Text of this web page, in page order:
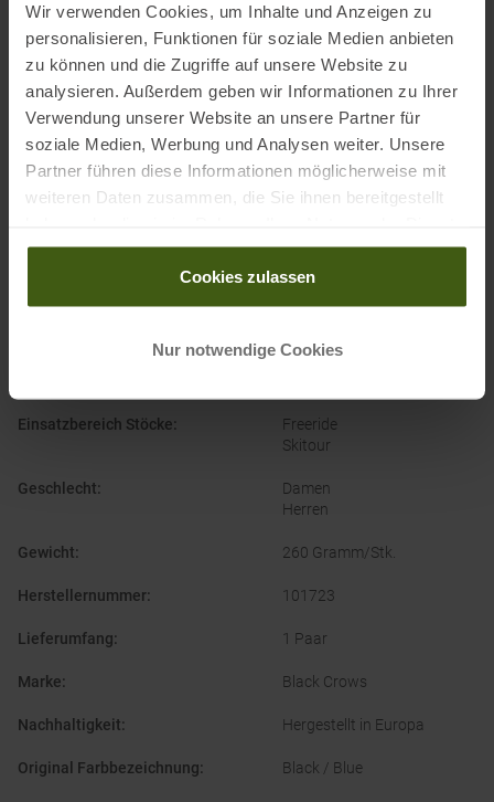
Wir verwenden Cookies, um Inhalte und Anzeigen zu
personalisieren, Funktionen für soziale Medien anbieten
zu können und die Zugriffe auf unsere Website zu
analysieren. Außerdem geben wir Informationen zu Ihrer
Verwendung unserer Website an unsere Partner für
soziale Medien, Werbung und Analysen weiter. Unsere
Partner führen diese Informationen möglicherweise mit
weiteren Daten zusammen, die Sie ihnen bereitgestellt
gesammelt haben.
Cookies zulassen
Nur notwendige Cookies
Lausanne, CH
Elektronische Adresse des Herstellers:info@black-crows.com
Name des Einführers:CAB 5-4 SAS
Postanschrift des Einführers:125, Chemin des Tissourds, 74400
Chamonix, France
Elektronische Adresse des Einführers:info@black-crows.com
Einsatzbereich Stöcke:
Freeride
Skitour
Geschlecht:
Damen
Herren
Gewicht: 260 Gramm/Stk.
Herstellernummer: 101723
Lieferumfang: 1 Paar
Marke: Black Crows
Nachhaltigkeit: Hergestellt in Europa
Original Farbbezeichnung: Black / Blue